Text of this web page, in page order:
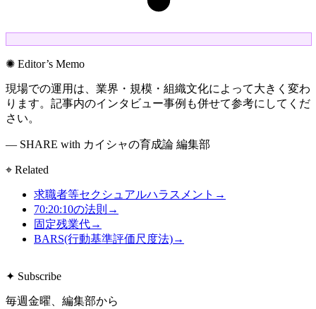
✺ Editor’s Memo
現場での運用は、業界・規模・組織文化によって大きく変わ
ります。記事内のインタビュー事例も併せて参考にしてくだ
さい。
— SHARE with カイシャの育成論 編集部
⌖ Related
求職者等セクシュアルハラスメント →
70:20:10の法則 →
固定残業代→
BARS(行動基準評価尺度法)→
✦ Subscribe
毎週金曜、編集部から